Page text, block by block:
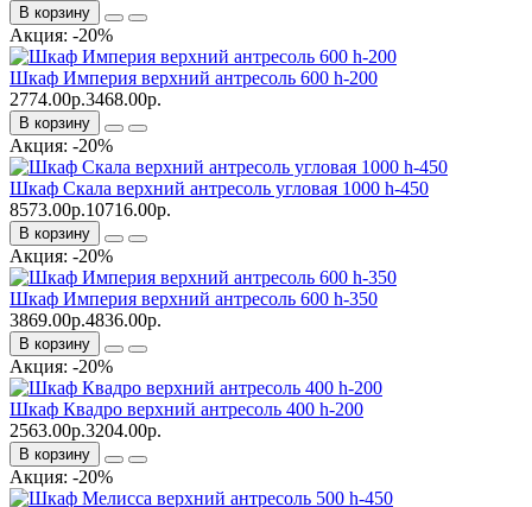
В корзину
Акция: -20%
Шкаф Империя верхний антресоль 600 h-200
2774.00р.3468.00р.
В корзину
Акция: -20%
Шкаф Скала верхний антресоль угловая 1000 h-450
8573.00р.10716.00р.
В корзину
Акция: -20%
Шкаф Империя верхний антресоль 600 h-350
3869.00р.4836.00р.
В корзину
Акция: -20%
Шкаф Квадро верхний антресоль 400 h-200
2563.00р.3204.00р.
В корзину
Акция: -20%